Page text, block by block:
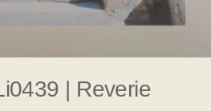
| Reverie